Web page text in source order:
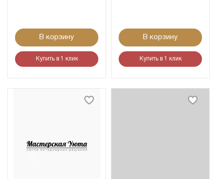
В корзину
Купить в 1 клик
В корзину
Купить в 1 клик